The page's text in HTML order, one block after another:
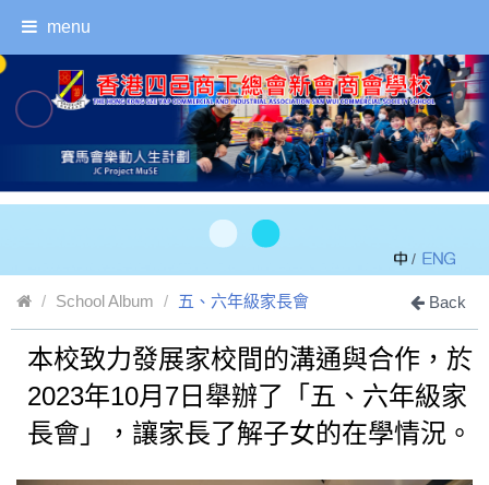
menu
/
School Album 五、六年級家長會 Back
本校致力發展家校間的溝通與合作，於
2023年10月7日舉辦了「五、六年級家
長會」，讓家長了解子女的在學情況。